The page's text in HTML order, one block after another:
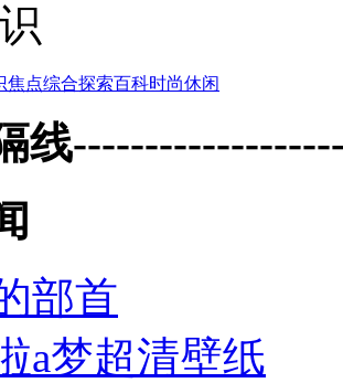
焦点综合探索百科时尚休闲
线
部首
a梦超清壁纸